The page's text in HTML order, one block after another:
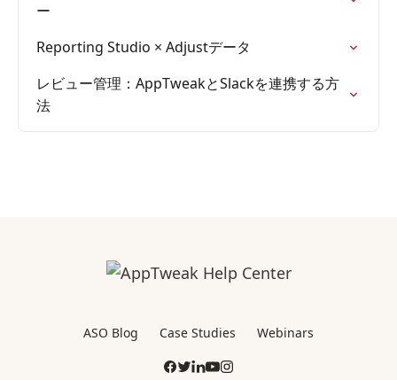
ー
Reporting Studio × Adjustデータ
レビュー管理：AppTweakとSlackを連携する方
法
ASO Blog Case Studies Webinars